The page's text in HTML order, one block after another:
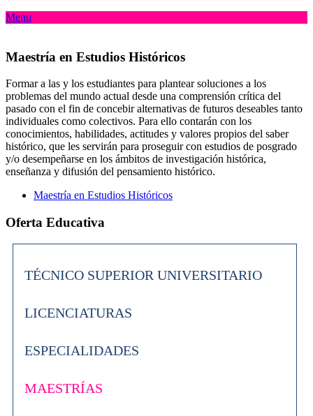
Menu
Maestría en Estudios Históricos
Formar a las y los estudiantes para plantear soluciones a los
problemas del mundo actual desde una comprensión crítica del
pasado con el fin de concebir alternativas de futuros deseables tanto
individuales como colectivos. Para ello contarán con los
conocimientos, habilidades, actitudes y valores propios del saber
histórico, que les servirán para proseguir con estudios de posgrado
y/o desempeñarse en los ámbitos de investigación histórica,
enseñanza y difusión del pensamiento histórico.
Maestría en Estudios Históricos
Oferta Educativa
TÉCNICO SUPERIOR UNIVERSITARIO
LICENCIATURAS
ESPECIALIDADES
MAESTRÍAS